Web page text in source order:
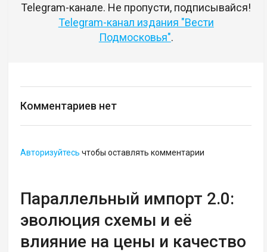
Telegram-канале. Не пропусти, подписывайся!
Telegram-канал издания "Вести
Подмосковья".
Комментариев нет
Авторизуйтесь чтобы оставлять комментарии
Параллельный импорт 2.0:
эволюция схемы и её
влияние на цены и качество